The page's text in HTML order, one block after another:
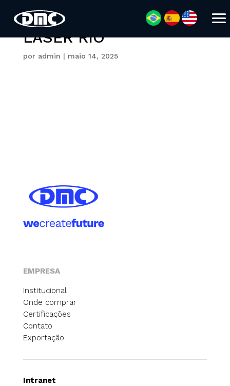
LASER RIO
por admin | maio 14, 2025
EMPRESA
Institucional
Onde comprar
Certificações
Contato
Exportação
Intranet